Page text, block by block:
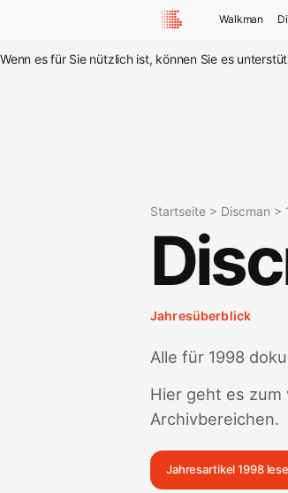
Walkman
Wenn es für Sie nützlich ist, können Sie es
Startseite > Discman >
Jahresüberblick
Alle für 1998
Hier geht es
Archivbereichen.
Jahresartikel 1998